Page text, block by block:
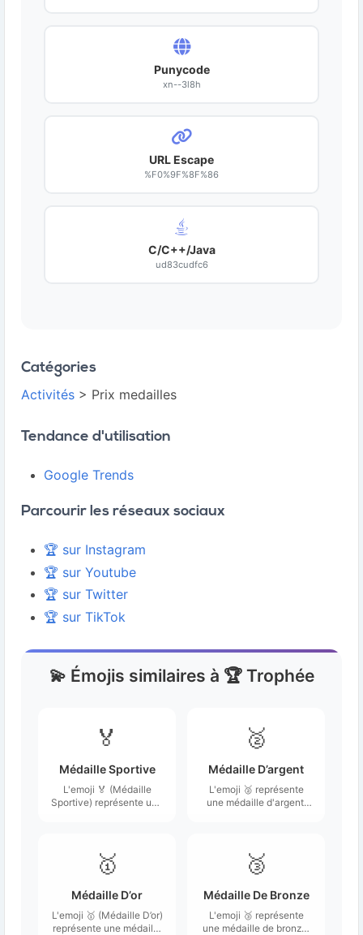
Punycode
xn--3l8h
URL Escape
%F0%9F%8F%86
C/C++/Java
ud83cudfc6
Catégories
Activités > Prix medailles
Tendance d'utilisation
Google Trends
Parcourir les réseaux sociaux
🏆 sur Instagram
🏆 sur Youtube
🏆 sur Twitter
🏆 sur TikTok
💫 Émojis similaires à 🏆 Trophée
🏅
Médaille Sportive
L'emoji 🏅 (Médaille
Sportive) représente une
🥈
Médaille D’argent
L'emoji 🥈 représente
une médaille d'argent,
un événement sportif.
🥇
Médaille D’or
L'emoji 🥇 (Médaille D’or)
représente une médaille
🥉
Médaille De Bronze
L'emoji 🥉 représente
une médaille de bronze,